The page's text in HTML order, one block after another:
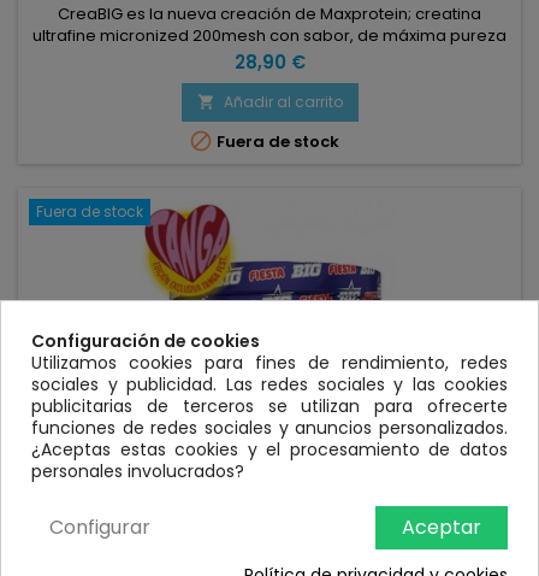
CreaBIG es la nueva creación de Maxprotein; creatina
ultrafine micronized 200mesh con sabor, de máxima pureza
y micronizado que garantiza una alta biodisponibilidad.
Administración sublingual Creabig se puede tomar con
administración sublingual, sin complicaciones en cualquier
lugar y momento del día, además de garantizar una mayor
velocidad de...
Precio
28,90 €
 Añadir al carrito
 Fuera de stock
Fuera de stock
CREABIG CREAPURE FIESTA 250GR KOJAK
Configuración de cookies
Utilizamos cookies para fines de rendimiento, redes
sociales y publicidad. Las redes sociales y las cookies
publicitarias de terceros se utilizan para ofrecerte
funciones de redes sociales y anuncios personalizados.
¿Aceptas estas cookies y el procesamiento de datos
personales involucrados?
Aceptar
Configurar